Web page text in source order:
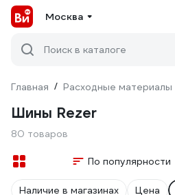
Москва
Поиск в каталоге
Главная / Расходные материалы
Шины Rezer
80 товаров
По популярности
Наличие в магазинах Цена